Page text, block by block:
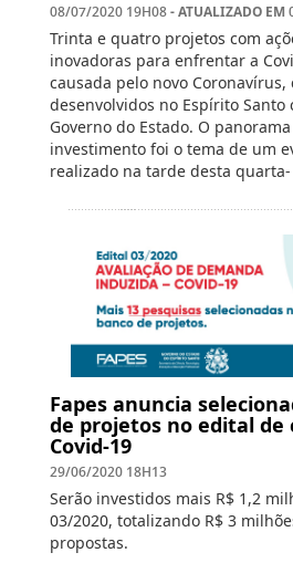
08/07/2020 19H08- ATUALIZADO EM
Trinta e quatro projetos com
inovadoras para enfrentar a
causada pelo novo Coronavírus,
desenvolvidos no Espírito Santo
Governo do Estado. O
investimento foi o tema de um
realizado na tarde desta
Fapes anuncia
de projetos no edital de
Covid-19
29/06/2020 18H13
Serão investidos mais R$ 1,2
03/2020, totalizando R$ 3
propostas.